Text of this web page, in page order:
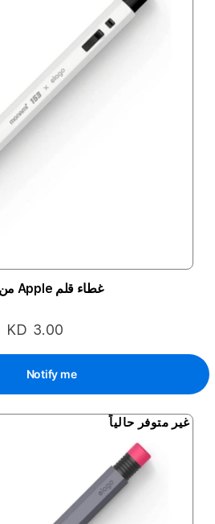
غطاء قلم Apple من إيلاجو
KD 3.00
Notify me
غير متوفر حالياً